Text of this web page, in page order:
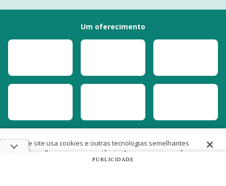
Um oferecimento
PUBLICIDADE
Este site usa cookies e outras tecnologias semelhantes
para melhorar a sua experiência. Ao prosseguir, você
Políticas de Cookies e de